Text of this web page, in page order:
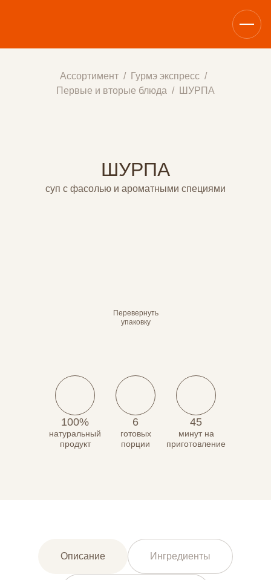
Ассортимент
Гурмэ экспресс
Первые и вторые блюда
ШУРПА
ШУРПА
суп с фасолью и ароматными специями
Перевернуть
упаковку
100%
натуральный
продукт
6
готовых
порции
45
минут на
приготовление
Описание Ингредиенты